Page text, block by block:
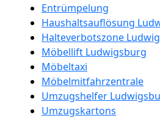
Entrümpelung
Haushaltsauflösung
Halteverbotszone
Möbellift Ludwigsburg
Möbeltaxi
Möbelmitfahrzentrale
Umzugshelfer
Umzugskartons